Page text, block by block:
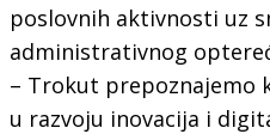
poslovnih aktivnosti uz
administrativnog
– Trokut prepoznajemo
u razvoju inovacija i